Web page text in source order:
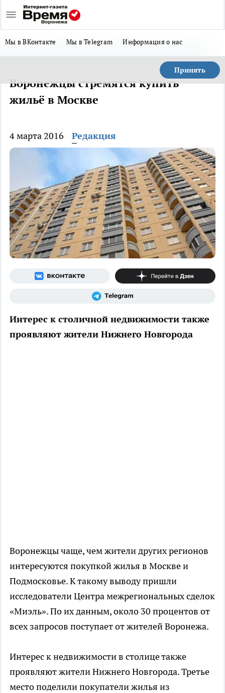
Мы в ВКонтакте Мы в Telegram Информация о нас
Принять
Воронежцы стремятся купить
жильё в Москве
4 марта 2016 Редакция
Интерес к столичной недвижимости также
проявляют жители Нижнего Новгорода
Воронежцы чаще, чем жители других регионов
интересуются покупкой жилья в Москве и
Подмосковье. К такому выводу пришли
исследователи Центра межрегиональных сделок
«Миэль». По их данным, около 30 процентов от
всех запросов поступает от жителей Воронежа.
Интерес к недвижимости в столице также
проявляют жители Нижнего Новгорода. Третье
место поделили покупатели жилья из